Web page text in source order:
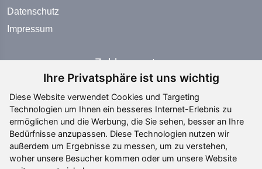
Ihre Privatsphäre ist uns wichtig
Diese Website verwendet Cookies und Targeting
Technologien um Ihnen ein besseres Internet-Erlebnis zu
ermöglichen und die Werbung, die Sie sehen, besser an Ihre
Bedürfnisse anzupassen. Diese Technologien nutzen wir
außerdem um Ergebnisse zu messen, um zu verstehen,
woher unsere Besucher kommen oder um unsere Website
Datenschutz
Impressum
Zahlungsarten
Social Media